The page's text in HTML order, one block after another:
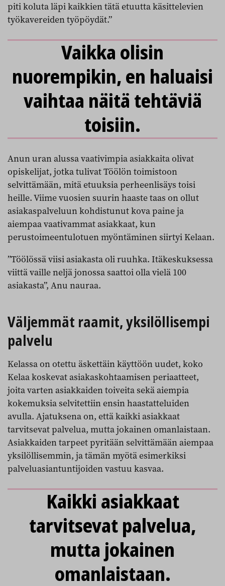
piti koluta läpi kaikkien tätä etuutta käsittelevien
työkavereiden työpöydät.”
Vaikka olisin
nuorempikin, en haluaisi
vaihtaa näitä tehtäviä
toisiin.
Anun uran alussa vaativimpia asiakkaita olivat
opiskelijat, jotka tulivat Töölön toimistoon
selvittämään, mitä etuuksia perheenlisäys toisi
heille. Viime vuosien suurin haaste taas on ollut
asiakaspalveluun kohdistunut kova paine ja
aiempaa vaativammat asiakkaat, kun
perustoimeentulotuen myöntäminen siirtyi Kelaan.
”Töölössä viisi asiakasta oli ruuhka. Itäkeskuksessa
viittä vaille neljä jonossa saattoi olla vielä 100
asiakasta”, Anu nauraa.
Väljemmät raamit, yksilöllisempi
palvelu
Kelassa on otettu äskettäin käyttöön uudet, koko
Kelaa koskevat asiakaskohtaamisen periaatteet,
joita varten asiakkaiden toiveita sekä aiempia
kokemuksia selvitettiin ensin haastatteluiden
avulla. Ajatuksena on, että kaikki asiakkaat
tarvitsevat palvelua, mutta jokainen omanlaistaan.
Asiakkaiden tarpeet pyritään selvittämään aiempaa
yksilöllisemmin, ja tämän myötä esimerkiksi
palveluasiantuntijoiden vastuu kasvaa.
Kaikki asiakkaat
tarvitsevat palvelua,
mutta jokainen
omanlaistaan.